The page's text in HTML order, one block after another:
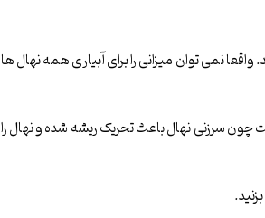
آن را آبیاری کنید. واقعا نمی توان میزانی را برای آبیاری همه نهال ها
چون سرزنی نهال باعث تحریک ریشه شده و نهال را